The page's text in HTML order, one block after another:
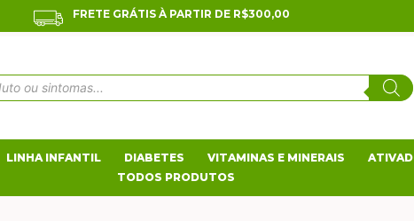
FRETE GRÁTIS À PARTIR DE R$300,00
LINHA INFANTIL DIABETES VITAMINAS E MINERAIS
TODOS PRODUTOS